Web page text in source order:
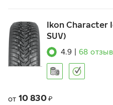
Ikon Character
SUV)
4.9 68
от 10 830 ₽